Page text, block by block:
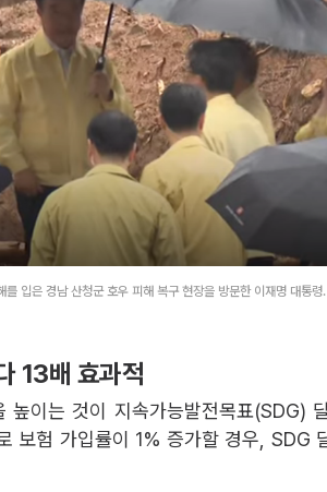
입은 경남 산청군 호우 피해 복구 현장을 방문한 이재명 대통령
13배 효과적
높이는 것이 지속가능발전목표(SDG)
보험 가입률이 1% 증가할 경우, SDG